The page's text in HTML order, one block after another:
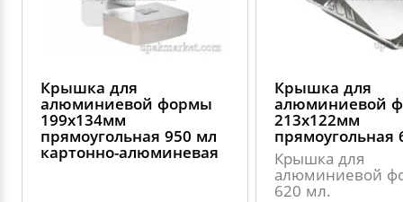
Крышка для
алюминиевой формы
199х134мм
прямоугольная 950 мл
картонно-алюминевая
Крышка для
алюминиевой
213х122мм
прямоугольная
Крышка для
алюминиевой
620 мл.